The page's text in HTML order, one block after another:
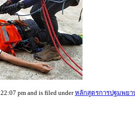
pm and is filed underหลักสูตรการปฐมพยา